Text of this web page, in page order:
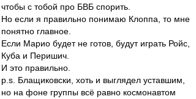
чтобы с тобой про БВБ спорить.
Но если я правильно понимаю Клоппа, то мне
понятно главное.
Если Марио будет не готов, будут играть Ройс,
Куба и Перишич.
И это правильно.
p.s. Блащиковски, хоть и выглядел уставшим,
но на фоне группы всё равно космонавтом